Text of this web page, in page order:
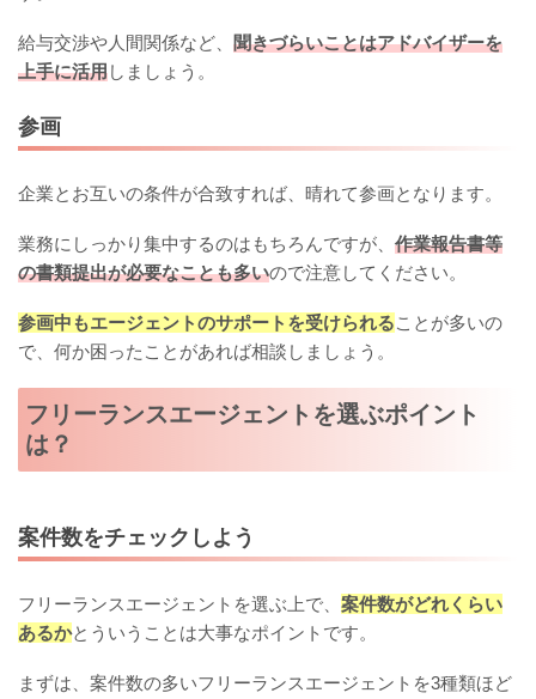
給与交渉や人間関係など、 聞きづらいことはアドバイザーを
上手に活用しましょう。
参画
企業とお互いの条件が合致すれば、晴れて参画となります。
業務にしっかり集中するのはもちろんですが、 作業報告書等
の書類提出が必要なことも多いので注意してください。
参画中もエージェントのサポートを受けられることが多いの
で、何か困ったことがあれば相談しましょう。
フリーランスエージェントを選ぶポイント
は？
案件数をチェックしよう
フリーランスエージェントを選ぶ上で、 案件数がどれくらい
あるかとういうことは大事なポイントです。
まずは、案件数の多いフリーランスエージェントを3種類ほど